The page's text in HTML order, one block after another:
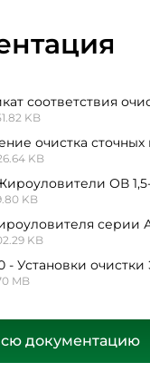
соответствия
KB
очистка сточных
KB
ОВ
KB
серии
KB
Установки очистки
MB
документацию